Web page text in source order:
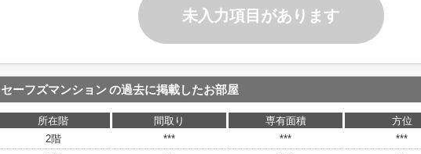
未入力項目があります
セーフズマンションの過去に掲載したお部屋
所在階 間取り 専有面積 方位
2階
*** *** ***